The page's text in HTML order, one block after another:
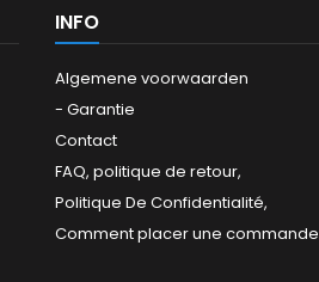
INFO
Algemene voorwaarden
- Garantie
Contact
FAQ, politique de retour,
Politique De Confidentialité,
Comment placer une commande